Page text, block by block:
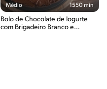
Médio 1550 min
Bolo de Chocolate de Iogurte
com Brigadeiro Branco e